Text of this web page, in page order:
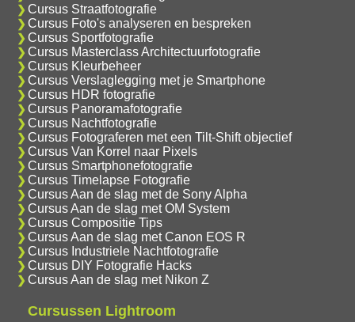
Cursus Straatfotografie
Cursus Foto's analyseren en bespreken
Cursus Sportfotografie
Cursus Masterclass Architectuurfotografie
Cursus Kleurbeheer
Cursus Verslaglegging met je Smartphone
Cursus HDR fotografie
Cursus Panoramafotografie
Cursus Nachtfotografie
Cursus Fotograferen met een Tilt-Shift objectief
Cursus Van Korrel naar Pixels
Cursus Smartphonefotografie
Cursus Timelapse Fotografie
Cursus Aan de slag met de Sony Alpha
Cursus Aan de slag met OM System
Cursus Compositie Tips
Cursus Aan de slag met Canon EOS R
Cursus Industriele Nachtfotografie
Cursus DIY Fotografie Hacks
Cursus Aan de slag met Nikon Z
Cursussen Lightroom